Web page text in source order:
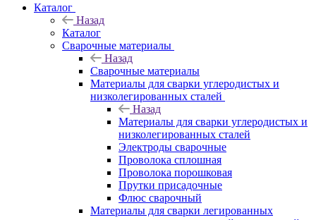
Каталог
Назад
Каталог
Сварочные материалы
Назад
Сварочные материалы
Материалы для сварки углеродистых и
низколегированных сталей
Назад
Материалы для сварки углеродистых и
низколегированных сталей
Электроды сварочные
Проволока сплошная
Проволока порошковая
Прутки присадочные
Флюс сварочный
Материалы для сварки легированных